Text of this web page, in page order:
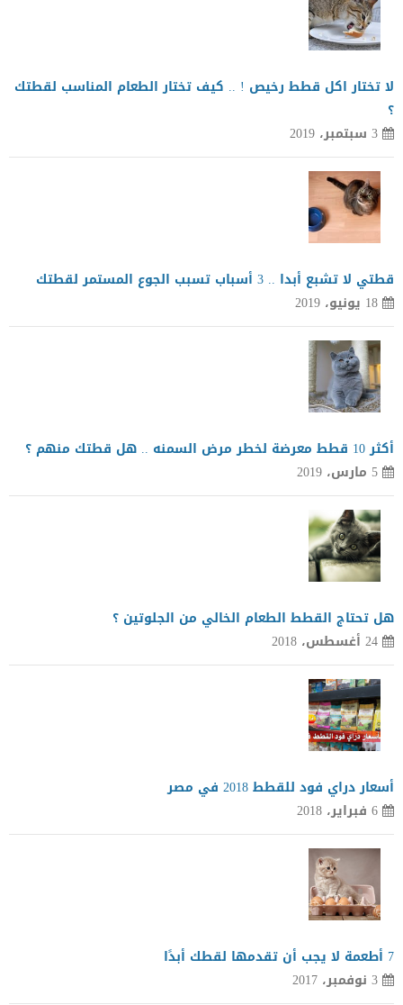
لا تختار اكل قطط رخيص ! .. كيف تختار الطعام المناسب لقطتك
؟
3 سبتمبر، 2019
قطتي لا تشبع أبدا .. 3 أسباب تسبب الجوع المستمر لقطتك
18 يونيو، 2019
أكثر 10 قطط معرضة لخطر مرض السمنه .. هل قطتك منهم ؟
5 مارس، 2019
هل تحتاج القطط الطعام الخالي من الجلوتين ؟
24 أغسطس، 2018
أسعار دراي فود للقطط 2018 في مصر
6 فبراير، 2018
7 أطعمة لا يجب أن تقدمها لقطك أبدًا
3 نوفمبر، 2017